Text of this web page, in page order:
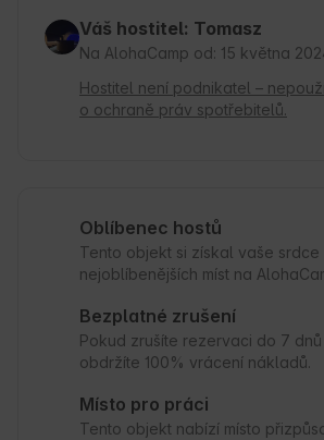
Váš hostitel: Tomasz
Na AlohaCamp od: 15 května
Hostitel není podnikatel –
o ochraně práv spotřebitelů.
Oblíbenec hostů
Tento objekt si získal vaše srdce
nejoblíbenějších míst na
Bezplatné zrušení
Pokud zrušíte rezervaci do 7
obdržíte 100% vrácení nákladů.
Místo pro práci
Tento objekt nabízí místo